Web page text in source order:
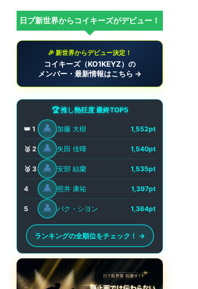
日プ新世界からコイキーズがデビュー！
🎉 新世界からデビュー決定！
コイキーズ（KO1KEYZ）の
メンバー・最新情報はこちら →
🏆 推し熱狂度 最終TOP5
👑 1 👤 加藤 大樹 1,552pt
🥈 2 👤 矢田 佳暉 1,540pt
🥉 3 👤 安部 結蘭 1,535pt
4 👤 照井 康祐 1,397pt
5 👤 パク・シヨン 1,364pt
ランキングの全順位をチェック！ →